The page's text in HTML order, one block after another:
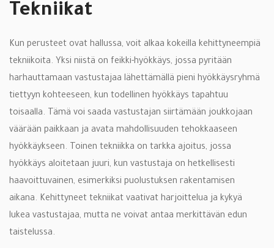
Tekniikat
Kun perusteet ovat hallussa, voit alkaa kokeilla kehittyneempiä
tekniikoita. Yksi niistä on feikki-hyökkäys, jossa pyritään
harhauttamaan vastustajaa lähettämällä pieni hyökkäysryhmä
tiettyyn kohteeseen, kun todellinen hyökkäys tapahtuu
toisaalla. Tämä voi saada vastustajan siirtämään joukkojaan
väärään paikkaan ja avata mahdollisuuden tehokkaaseen
hyökkäykseen. Toinen tekniikka on tarkka ajoitus, jossa
hyökkäys aloitetaan juuri, kun vastustaja on hetkellisesti
haavoittuvainen, esimerkiksi puolustuksen rakentamisen
aikana. Kehittyneet tekniikat vaativat harjoittelua ja kykyä
lukea vastustajaa, mutta ne voivat antaa merkittävän edun
taistelussa.